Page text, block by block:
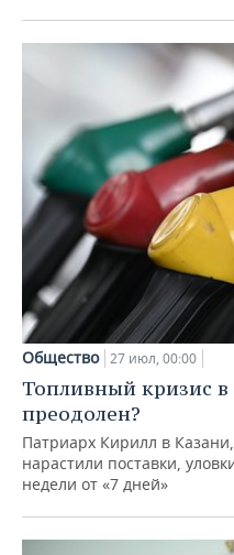
Общество 27 июл, 00:00
Топливный кризис в
преодолен?
Патриарх Кирилл в
нарастили поставки,
недели от «7 дней»